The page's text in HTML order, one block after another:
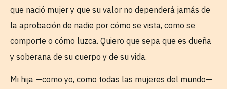
que nació mujer y que su valor no dependerá jamás de
la aprobación de nadie por cómo se vista, como se
comporte o cómo luzca. Quiero que sepa que es dueña
y soberana de su cuerpo y de su vida.
Mi hija —como yo, como todas las mujeres del mundo—